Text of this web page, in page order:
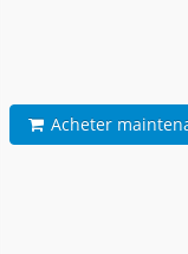
Acheter